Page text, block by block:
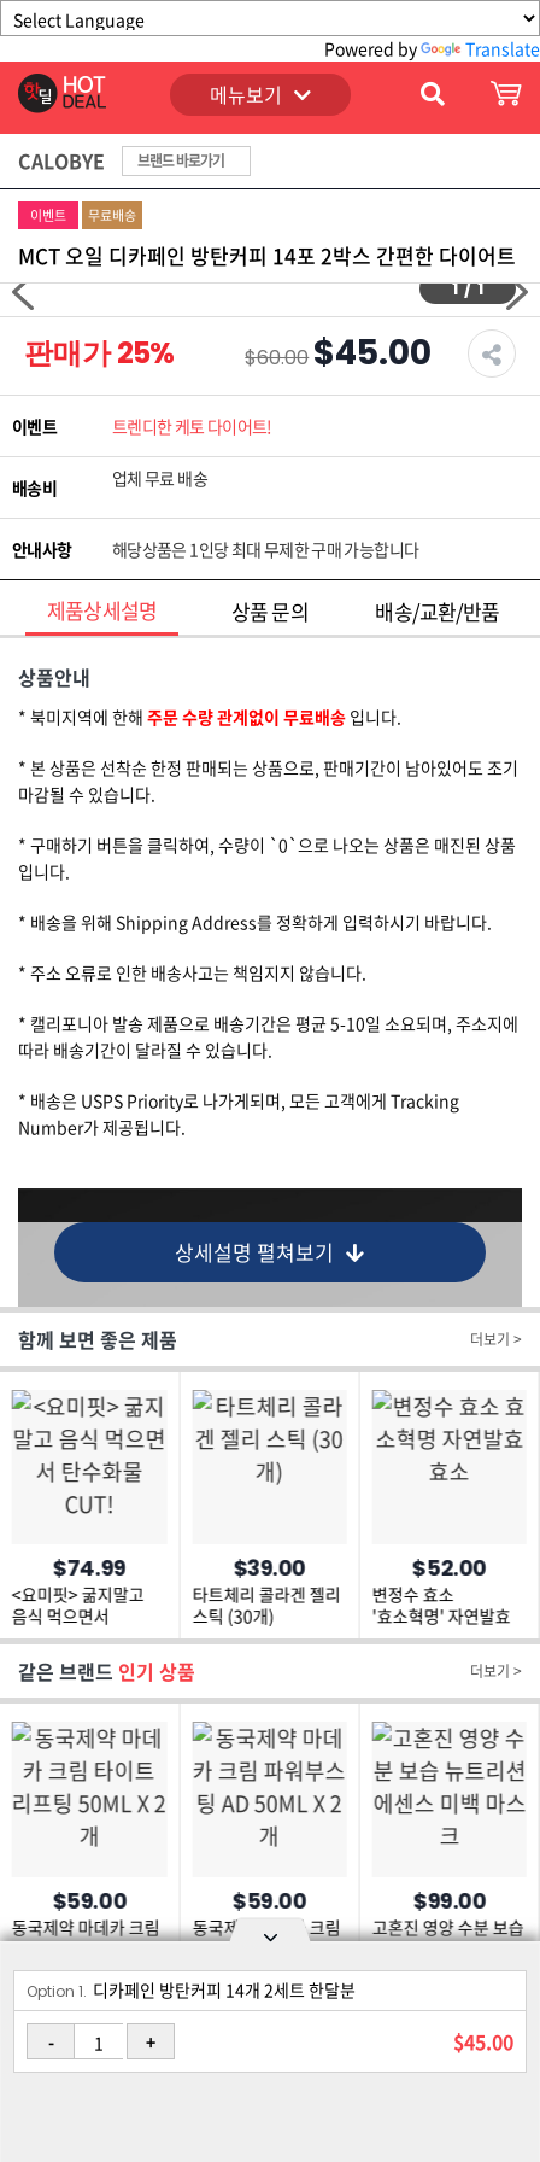
Powered by Translate
메뉴보기
CALOBYE 브랜드 바로가기
이벤트 무료배송
MCT 오일 디카페인 방탄커피 14포 2박스 간편한 다이어트
1 / 1
판매가25% $60.00 $45.00
이벤트 트렌디한 케토 다이어트!
배송비 업체 무료 배송
안내사항 해당상품은 1인당 최대 무제한 구매 가능합니다
제품상세설명 상품 문의 배송/교환/반품
상품안내
* 북미지역에 한해 주문 수량 관계없이 무료배송 입니다.
* 본 상품은 선착순 한정 판매되는 상품으로, 판매기간이 남아있어도 조기
마감될 수 있습니다.
* 구매하기 버튼을 클릭하여, 수량이 `0`으로 나오는 상품은 매진된 상품
입니다.
* 배송을 위해 Shipping Address를 정확하게 입력하시기 바랍니다.
* 주소 오류로 인한 배송사고는 책임지지 않습니다.
* 캘리포니아 발송 제품으로 배송기간은 평균 5-10일 소요되며, 주소지에
따라 배송기간이 달라질 수 있습니다.
* 배송은 USPS Priority로 나가게되며, 모든 고객에게 Tracking
Number가 제공됩니다.
상세설명 펼쳐보기
함께 보면 좋은 제품 더보기 >
$74.99
<요미핏> 굶지말고
음식 먹으면서
탄수화물 CUT!
$39.00
타트체리 콜라겐 젤리
스틱 (30개)
$52.00
변정수 효소
'효소혁명' 자연발효
효소
같은 브랜드 인기 상품 더보기 >
$59.00
동국제약 마데카 크림
타이트 리프팅 50ML
X 2개
$59.00
동국제약 마데카 크림
파워부스팅 AD 50ML
X 2개
$99.00
고혼진 영양 수분 보습
뉴트리션 에센스 미백
마스크
Option 1. 디카페인 방탄커피 14개 2세트 한달분
- + $45.00
로그인
이용약관 개인정보 보호정책 고객센터 제휴신청